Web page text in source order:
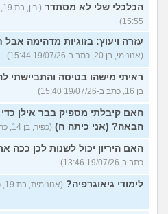
הכלכלי שלי לא מסתדר
15:55)
עזרה ויעוץ: בזוגיות מדהימה
(אנונימי, בן 20, כתב ב-19/07/26 15:44)
ראיתי מישהו בטיסה והתביישתי
בן 16, כתב ב-19/07/26 15:40)
האם קיבלתי מספיק בבר אילן
הבאה? (אני כיתה ח) (כפיר, בן 14, כתב ב-19/07/26 13:57)
האם היריון יכול לשנות לכן ככה
כתב ב-19/07/26 13:46)
לימודי גיאוגרפיה? (אנונימית, בת 19, כתבה ב-19/07/26 13:37)